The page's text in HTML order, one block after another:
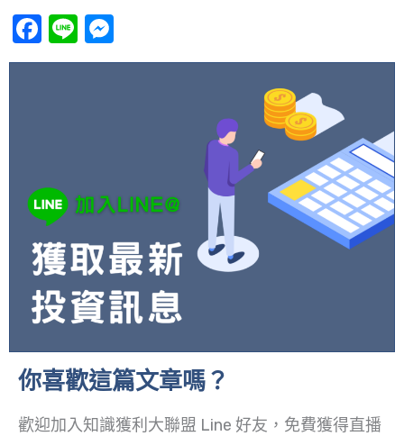
Facebook
Line
你喜歡這篇文章嗎？
歡迎加入知識獲利大聯盟 Line 好友，免費獲得直播